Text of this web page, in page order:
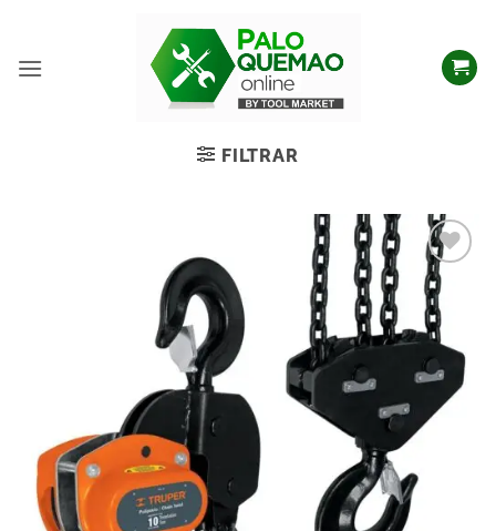
FILTRAR
Añadir
a la
lista
de
deseos